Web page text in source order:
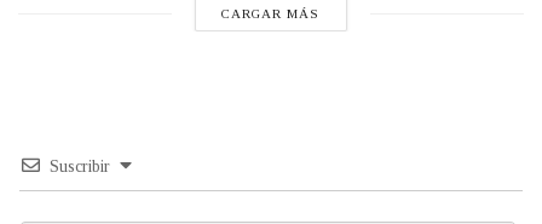
CARGAR MÁS
Suscribir